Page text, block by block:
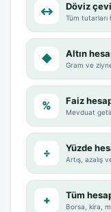
↔ Döviz
Tüm tutarları
◆ Altın
Gram ve
% Faiz
Mevduat
÷ Yüzde
Artış, azalış
+ Tüm
Borsa, kira,